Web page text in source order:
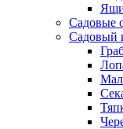
Садовые
Садовый